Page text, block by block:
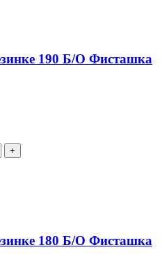
190 Б/О Фисташка
180 Б/О Фисташка